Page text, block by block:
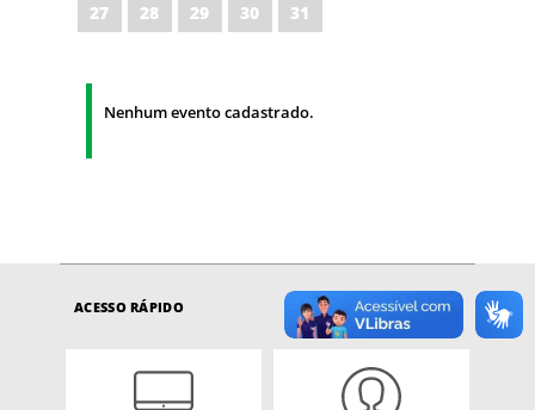
27
28 29 30 31
Nenhum evento cadastrado.
ACESSO RÁPIDO